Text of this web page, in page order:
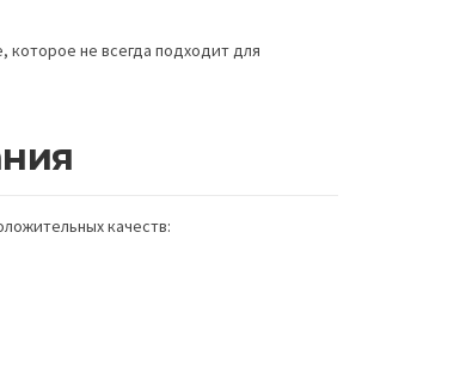
которое не всегда подходит для
качеств: